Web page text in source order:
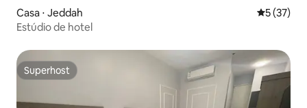
Casa ⋅ Jeddah 5 de uma
5 (37)
Estúdio de hotel
Superhost
Superhost